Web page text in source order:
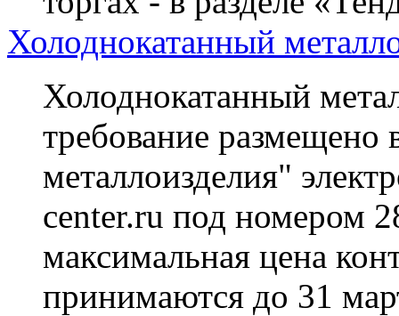
Холоднокатанный
Холоднокатанный
требование размещено
металлоизделия"
center.ru под номером
максимальная цена
принимаются до 31